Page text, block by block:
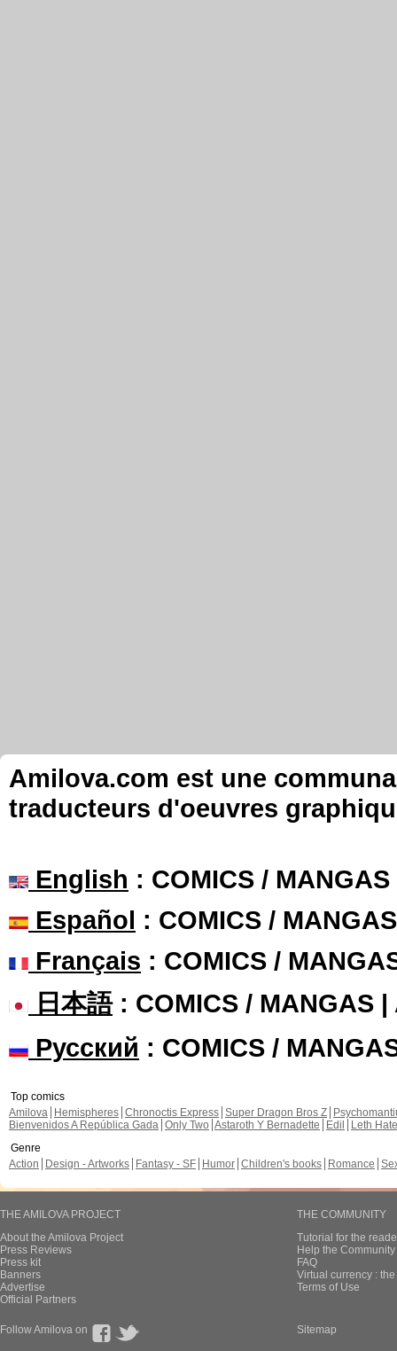
Amilova.com est une
traducteurs d'oeuvres
English : COMICS /
Español : COMICS /
Français : COMICS /
日本語: COMICS / MANGAS |
Русский : COMICS /
Top comics
Amilova
Hemispheres Chronoctis Express Super Dragon Bros Z
Bienvenidos A República Gada Only Two Astaroth Y Bernadette Edil
Leth Hate
Genre
Action
Design - Artworks Fantasy - SF Humor Children's books Romance
THE AMILOVA PROJECT
About the Amilova Project
Press Reviews
Press kit
Banners
Advertise
Official Partners
THE COMMUNITY
Tutorial for the
Help the
FAQ
Virtual currency :
Terms of Use
Follow Amilova on Sitemap